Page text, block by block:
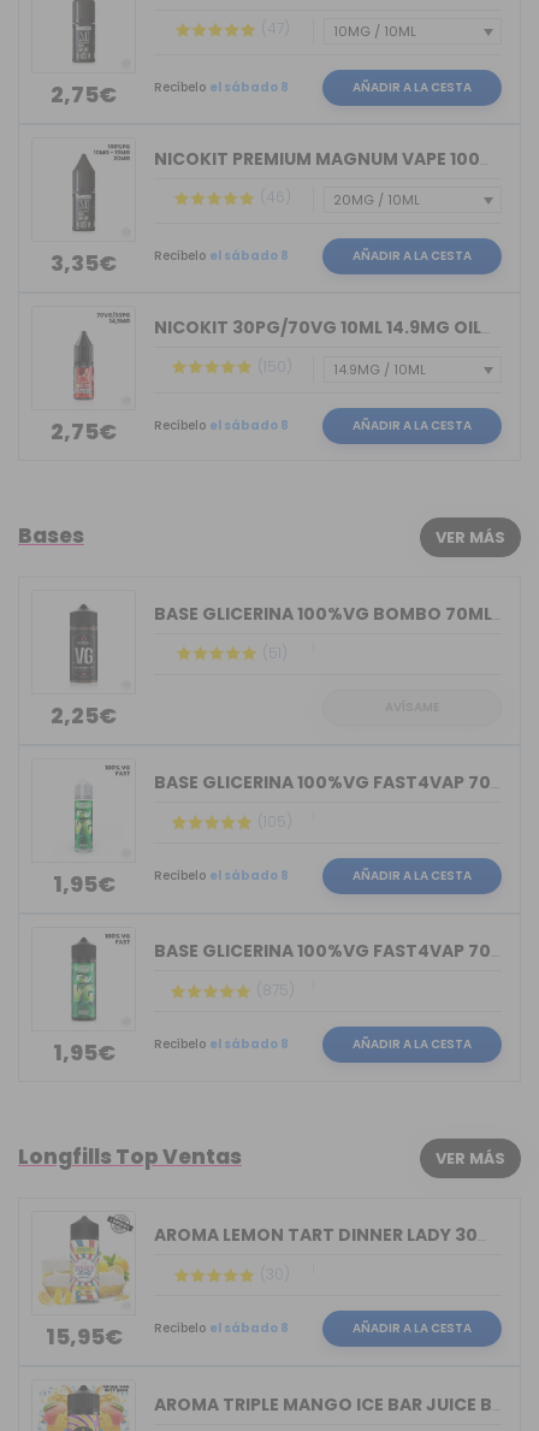
2,75€
(47)
Recíbelo el sábado 8 AÑADIR A LA CESTA
3,35€
NICOKIT PREMIUM MAGNUM VAPE 100%PG 10ML
(46)
Recíbelo el sábado 8 AÑADIR A LA CESTA
2,75€
NICOKIT 30PG/70VG 10ML 14.9MG OIL4VAP
(150)
Recíbelo el sábado 8 AÑADIR A LA CESTA
Bases VER MÁS
2,25€
BASE GLICERINA 100%VG BOMBO 70ML (BOT...
(51)
1,95€
BASE GLICERINA 100%VG FAST4VAP 70ML O...
(105)
Recíbelo el sábado 8 AÑADIR A LA CESTA
1,95€
BASE GLICERINA 100%VG FAST4VAP 70ML O...
(875)
Recíbelo el sábado 8 AÑADIR A LA CESTA
Longfills Top Ventas VER MÁS
15,95€
AROMA LEMON TART DINNER LADY 30ML LON...
(30)
Recíbelo el sábado 8 AÑADIR A LA CESTA
AROMA TRIPLE MANGO ICE BAR JUICE BY B...